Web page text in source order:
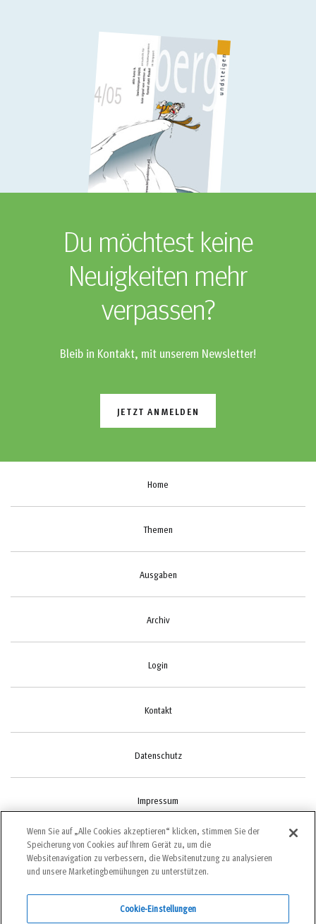
Du möchtest keine
Neuigkeiten mehr
verpassen?
Bleib in Kontakt, mit unserem Newsletter!
JETZT ANMELDEN
Home
Themen
Ausgaben
Archiv
Login
Kontakt
Datenschutz
Impressum
Cookie-Einstellungen
Wenn Sie auf „Alle Cookies akzeptieren“ klicken, stimmen Sie der
Speicherung von Cookies auf Ihrem Gerät zu, um die
Websitenavigation zu verbessern, die Websitenutzung zu analysieren
und unsere Marketingbemühungen zu unterstützen.
Cookie-Einstellungen